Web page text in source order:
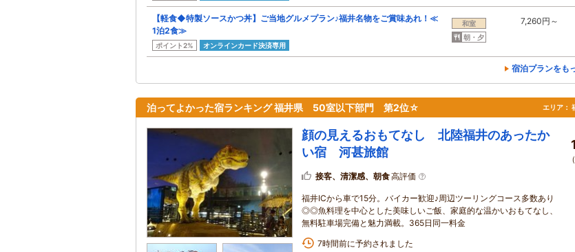
【軽食◆特製ソースかつ丼】ご当地グルメプラン♪福井名物をご賞味あれ！≪
1泊2食≫
ポイント2% オンラインカード決済専用
和室
朝・夕
7,260円～
宿泊プランをも
泊ってよかった宿ランキング 福井県 50室以下部門 第2位☆ エリア：
顔の見えるおもてなし 北陸福井のあったか
い宿 河甚旅館
接客、清潔感、朝食高評価
福井ICから車で15分。バイカー歓迎♪周辺ツーリングコース多数あり
◎◎魚料理を中心とした美味しいご飯、家庭的な温かいおもてなし、
無料駐車場完備と魅力満載。365日同一料金
7時間前に予約されました